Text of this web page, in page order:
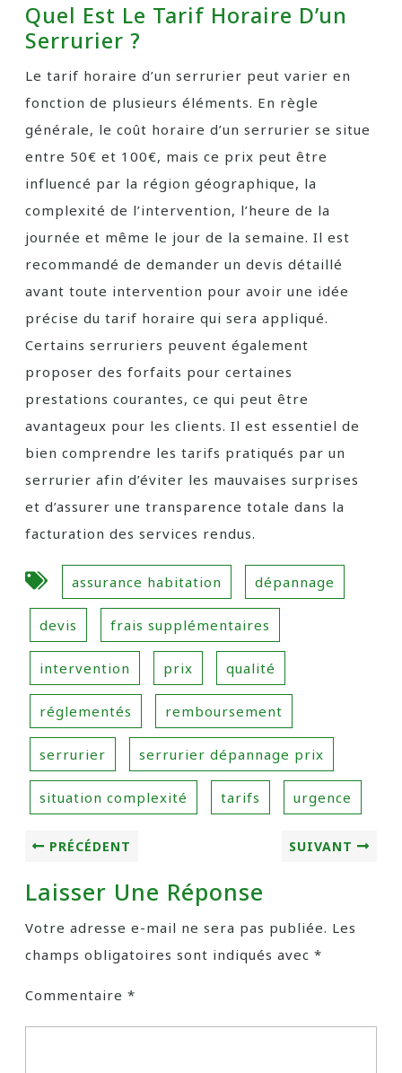
Quel Est Le Tarif Horaire D’un
Serrurier ?
Le tarif horaire d’un serrurier peut varier en
fonction de plusieurs éléments. En règle
générale, le coût horaire d’un serrurier se situe
entre 50€ et 100€, mais ce prix peut être
influencé par la région géographique, la
complexité de l’intervention, l’heure de la
journée et même le jour de la semaine. Il est
recommandé de demander un devis détaillé
avant toute intervention pour avoir une idée
précise du tarif horaire qui sera appliqué.
Certains serruriers peuvent également
proposer des forfaits pour certaines
prestations courantes, ce qui peut être
avantageux pour les clients. Il est essentiel de
bien comprendre les tarifs pratiqués par un
serrurier afin d’éviter les mauvaises surprises
et d’assurer une transparence totale dans la
facturation des services rendus.
assurance habitation dépannage
devis frais supplémentaires
intervention prix qualité
réglementés remboursement
serrurier serrurier dépannage prix
situation complexité tarifs urgence
PRÉCÉDENT SUIVANT
Laisser Une Réponse
Votre adresse e-mail ne sera pas publiée. Les
champs obligatoires sont indiqués avec *
Commentaire *